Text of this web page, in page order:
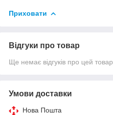
Приховати
Відгуки про товар
Ще немає відгуків про цей товар
Умови доставки
Нова Пошта